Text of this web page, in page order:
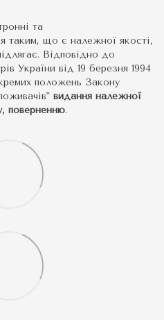
та
таким, що є належної якості,
Відповідно до
України від 19 березня 1994
положень Закону
видання належної
поверненню.